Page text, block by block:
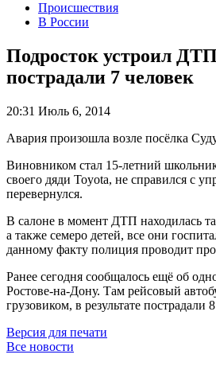
Происшествия
В России
Подросток устроил
пострадали 7 человек
20:31 Июль 6, 2014
Авария произошла возле посёлка
Виновником стал 15-летний
своего дяди Toyota, не справился с
перевернулся.
В салоне в момент ДТП находилась
а также семеро детей, все они
данному факту полиция проводит
Ранее сегодня сообщалось ещё об
Ростове-на-Дону. Там рейсовый
грузовиком, в результате пострадали
Версия для печати
Все новости